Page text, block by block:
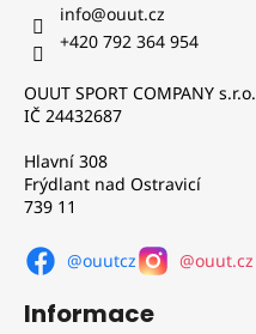
info@ouut.cz
+420 792 364 954
OUUT SPORT COMPANY s.r.o.
IČ 24432687
Hlavní 308
Frýdlant nad Ostravicí
739 11
@ouutcz @ouut.cz
Informace